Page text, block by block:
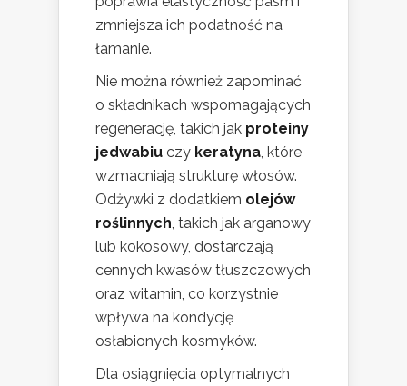
zmniejsza ich podatność na
łamanie.
Nie można również zapominać
o składnikach wspomagających
regenerację, takich jak proteiny
jedwabiu czy keratyna , które
wzmacniają strukturę włosów.
Odżywki z dodatkiem olejów
roślinnych , takich jak arganowy
lub kokosowy, dostarczają
cennych kwasów tłuszczowych
oraz witamin, co korzystnie
wpływa na kondycję
osłabionych kosmyków.
Dla osiągnięcia optymalnych